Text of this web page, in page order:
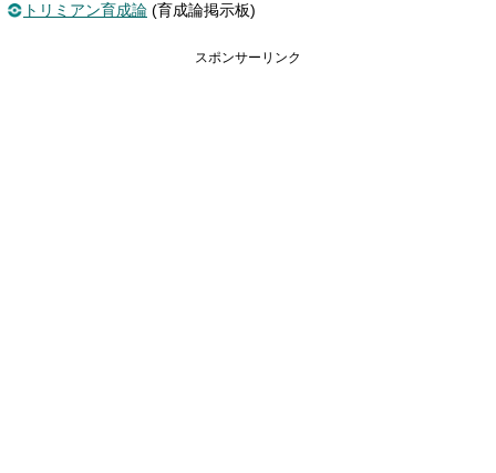
トリミアン育成論 (育成論掲示板)
スポンサーリンク